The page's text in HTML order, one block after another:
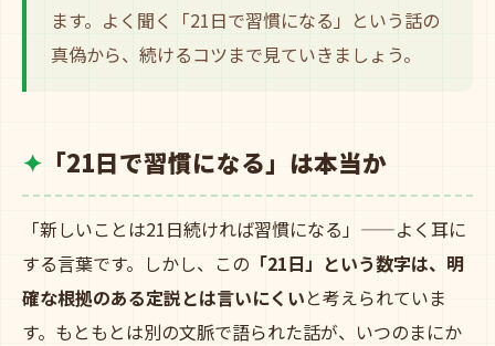
ます。よく聞く「21日で習慣になる」という話の
真偽から、続けるコツまで見ていきましょう。
「21日で習慣になる」は本当か
「新しいことは21日続ければ習慣になる」——よく耳に
する言葉です。しかし、この 「21日」という数字は、明
確な根拠のある定説とは言いにくいと考えられていま
す。もともとは別の文脈で語られた話が、いつのまにか